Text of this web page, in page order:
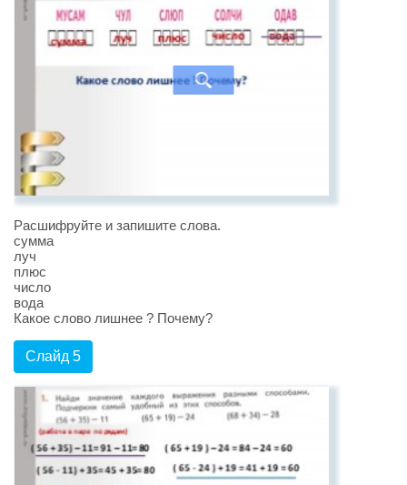
Расшифруйте и запишите слова.
сумма
луч
плюс
число
вода
Какое слово лишнее ? Почему?
Слайд 5